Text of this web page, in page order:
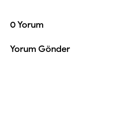
0 Yorum
Yorum Gönder